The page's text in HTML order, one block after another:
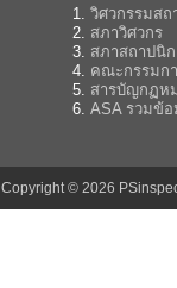
วิศวกรรมสถ
สภาวิศวกร
สภาสถาปนิก
คณะกรรมก
สารบัญกฏห
ASA รวมข้
Copyright © 2026